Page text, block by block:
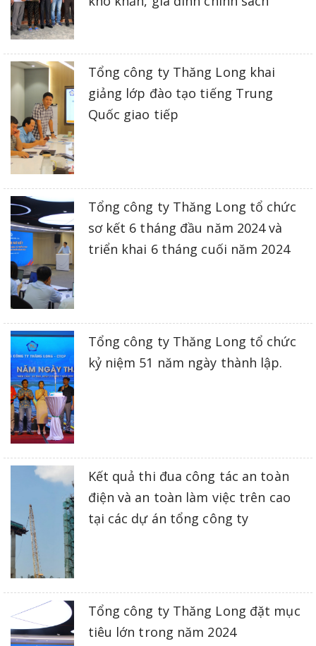
Tổng công ty Thăng Long khai
giảng lớp đào tạo tiếng Trung
Quốc giao tiếp
Tổng công ty Thăng Long tổ chức
sơ kết 6 tháng đầu năm 2024 và
triển khai 6 tháng cuối năm 2024
Tổng công ty Thăng Long tổ chức
kỷ niệm 51 năm ngày thành lập.
Kết quả thi đua công tác an toàn
điện và an toàn làm việc trên cao
tại các dự án tổng công ty
Tổng công ty Thăng Long đặt mục
tiêu lớn trong năm 2024